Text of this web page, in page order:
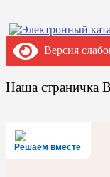
Версия
Наша страничка
Решаем вместе